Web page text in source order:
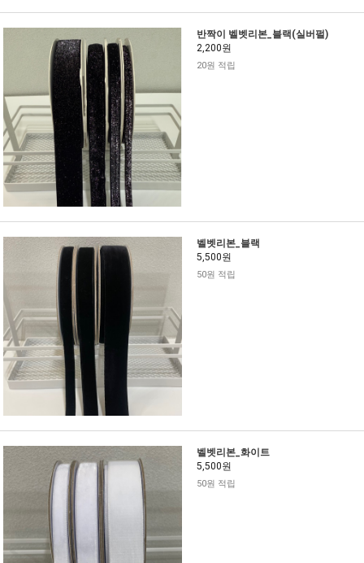
반짝이 벨벳리본_블랙(실버펄)
2,200원
20원 적립
벨벳리본_블랙
5,500원
50원 적립
벨벳리본_화이트
5,500원
50원 적립